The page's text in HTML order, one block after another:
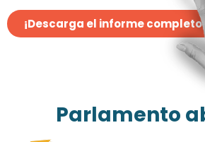
¡Descarga el informe completo!
Parlamento